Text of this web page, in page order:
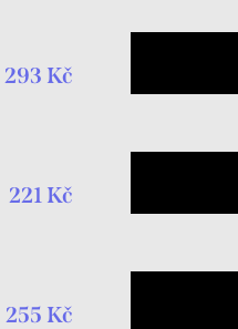
293 Kč
221 Kč
255 Kč